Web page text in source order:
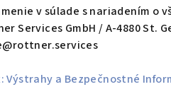
v súlade s nariadením o
Services GmbH / A-4880 St.
Výstrahy a Bezpečnostné